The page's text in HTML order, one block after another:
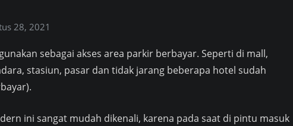
28, 2021
sebagai akses area parkir berbayar. Seperti di mall,
stasiun, pasar dan tidak jarang beberapa hotel sudah
ini sangat mudah dikenali, karena pada saat di pintu masuk